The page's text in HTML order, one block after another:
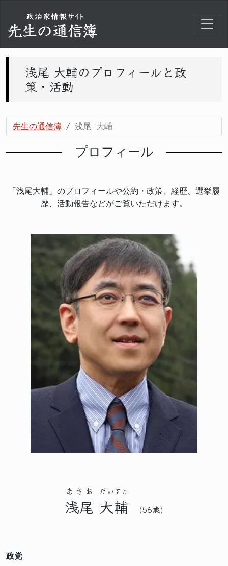
浅尾 大輔のプロフィールと政
策・活動
先生の通信簿 浅尾 大輔
プロフィール
「浅尾大輔」のプロフィールや公約・政策、経歴、選挙履
歴、活動報告などがご覧いただけます。
浅尾
あさお
大輔
だいすけ
(56歳)
政党